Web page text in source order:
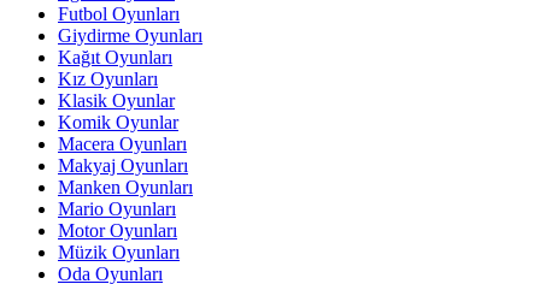
Futbol Oyunları
Giydirme Oyunları
Kağıt Oyunları
Kız Oyunları
Klasik Oyunlar
Komik Oyunlar
Macera Oyunları
Makyaj Oyunları
Manken Oyunları
Mario Oyunları
Motor Oyunları
Müzik Oyunları
Oda Oyunları